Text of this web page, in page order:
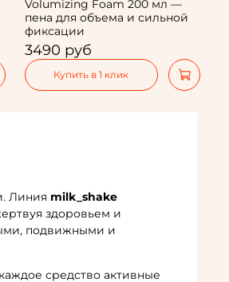
Volumizing Foam 200 мл —
пена для объема и сильной
фиксации
3490 руб
Купить в 1 клик
Линия milk_shake
здоровьем и
подвижными и
средство активные